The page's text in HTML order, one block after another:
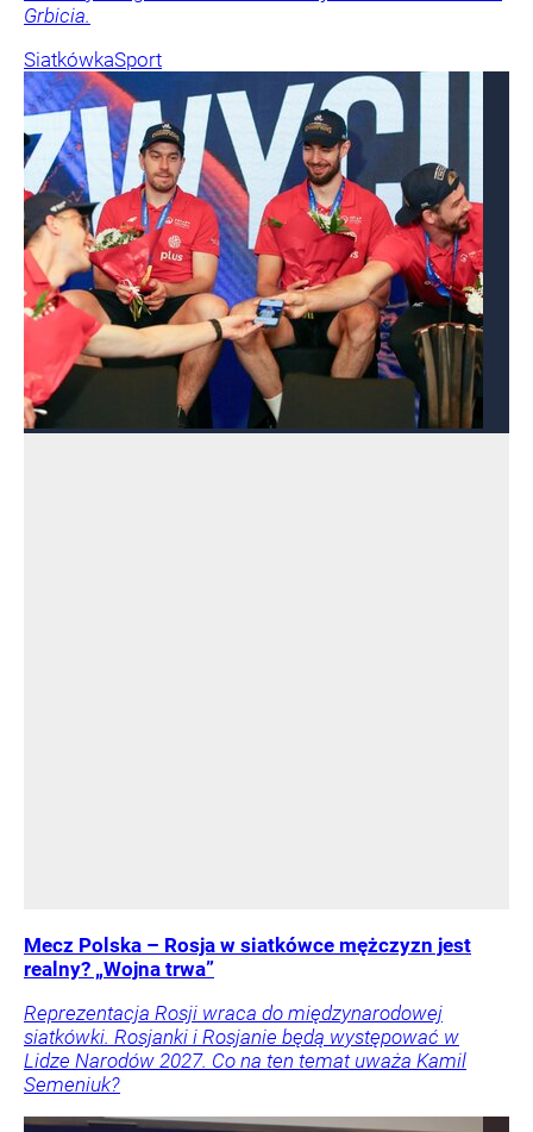
Grbicia.
SiatkówkaSport
Mecz Polska – Rosja w siatkówce mężczyzn jest
realny? „Wojna trwa”
Reprezentacja Rosji wraca do międzynarodowej
siatkówki. Rosjanki i Rosjanie będą występować w
Lidze Narodów 2027. Co na ten temat uważa Kamil
Semeniuk?